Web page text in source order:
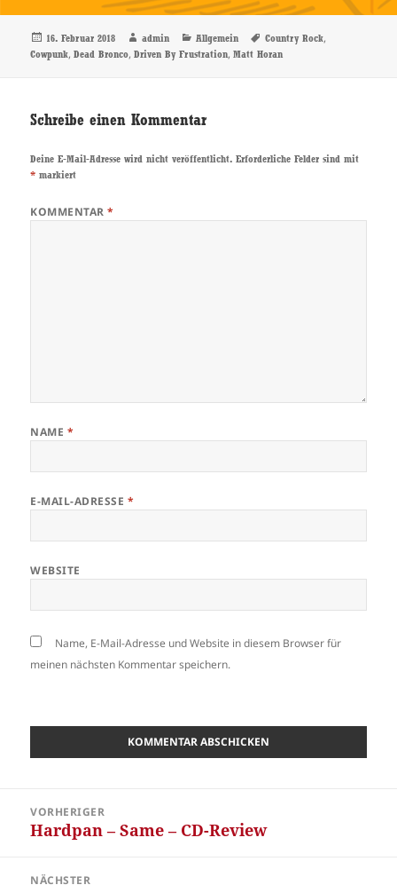
Veröffentlicht
am
16. Februar 2018 Autor
admin Kategorien
Allgemein Schlagwörter
Country Rock,
Cowpunk,Dead Bronco,Driven By Frustration,Matt Horan
Schreibe einen Kommentar
Deine E-Mail-Adresse wird nicht veröffentlicht. Erforderliche Felder sind mit
* markiert
KOMMENTAR*
NAME *
E-MAIL-ADRESSE *
WEBSITE
Name, E-Mail-Adresse und Website in diesem Browser für
meinen nächsten Kommentar speichern.
VORHERIGER
Vorheriger
Hardpan – Same – CD-Review
NÄCHSTER